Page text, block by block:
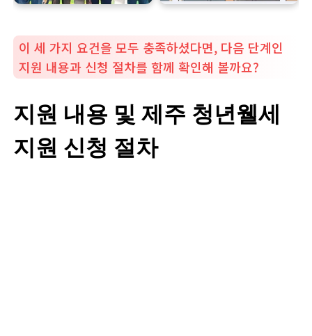
이 세 가지 요건을 모두 충족하셨다면, 다음 단계인
지원 내용과 신청 절차를 함께 확인해 볼까요?
지원 내용 및 제주 청년웰세
지원 신청 절차